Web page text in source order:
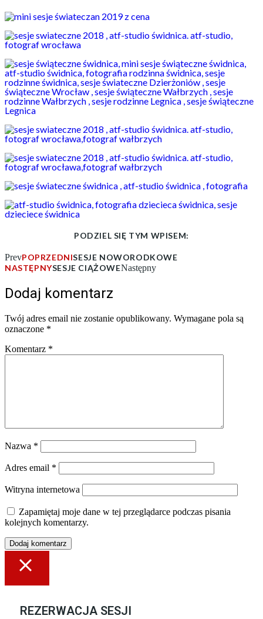
PODZIEL SIĘ TYM WPISEM:
PrevPOPRZEDNISESJE NOWORODKOWE
NASTĘPNYSESJE CIĄŻOWENastępny
Dodaj komentarz
Twój adres email nie zostanie opublikowany. Wymagane pola są
oznaczone *
Komentarz *
Nazwa *
Adres email *
Witryna internetowa
Zapamiętaj moje dane w tej przeglądarce podczas pisania
kolejnych komentarzy.
REZERWACJA SESJI